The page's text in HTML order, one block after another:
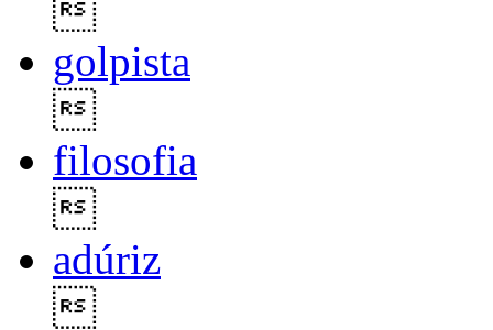
golpista
filosofia
adúriz